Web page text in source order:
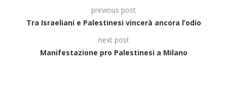
previous post
Tra Israeliani e Palestinesi vincerà ancora l’odio
next post
Manifestazione pro Palestinesi a Milano